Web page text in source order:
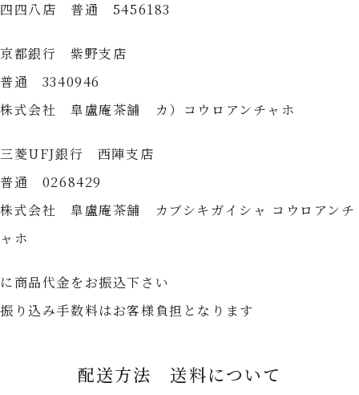
四四八店 普通 5456183
京都銀行 紫野支店
普通 3340946
株式会社 皐盧庵茶舗 カ）コウロアンチャホ
三菱UFJ銀行 西陣支店
普通 0268429
株式会社 皐盧庵茶舗 カブシキガイシャ コウロアンチ
ャホ
に商品代金をお振込下さい
振り込み手数料はお客様負担となります
配送方法 送料について